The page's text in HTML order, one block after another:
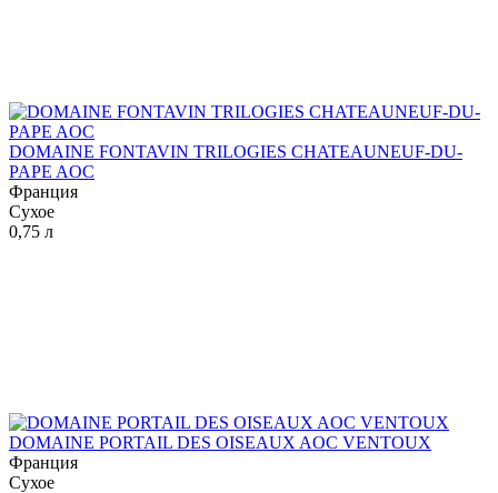
DOMAINE FONTAVIN TRILOGIES CHATEAUNEUF-DU-
PAPE AOC
Франция
Сухое
0,75 л
DOMAINE PORTAIL DES OISEAUX AOC VENTOUX
Франция
Сухое